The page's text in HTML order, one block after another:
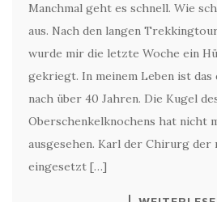
Manchmal geht es schnell. Wie
aus. Nach den langen
wurde mir die letzte Woche ein
gekriegt. In meinem Leben ist
nach über 40 Jahren. Die Kugel
Oberschenkelknochens hat nicht
ausgesehen. Karl der Chirurg der
eingesetzt […]